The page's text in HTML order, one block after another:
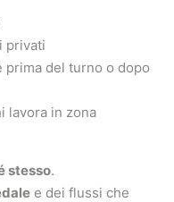
privati
prima del turno o dopo
lavora in zona
stesso.
e dei flussi che